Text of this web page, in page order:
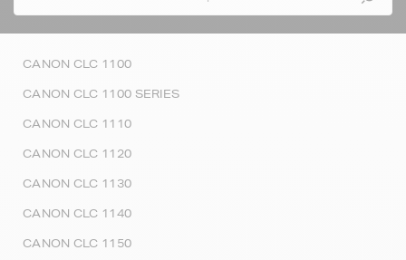
CANON CLC 1100
CANON CLC 1100 SERIES
CANON CLC 1110
CANON CLC 1120
CANON CLC 1130
CANON CLC 1140
CANON CLC 1150